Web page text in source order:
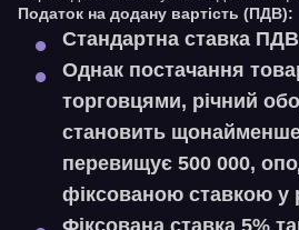
Податок на додану вартість (ПДВ):
Стандартна ставка
Однак постачання
торговцями, річний
становить
перевищує 500 000,
фіксованою ставкою у
Фіксована ставка 5%